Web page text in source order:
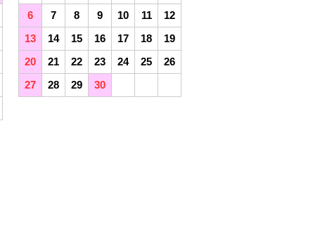
6
7 8 9 10 11
12
13
14 15 16 17 18
19
20
21 22 23 24 25
26
27
28 29 30